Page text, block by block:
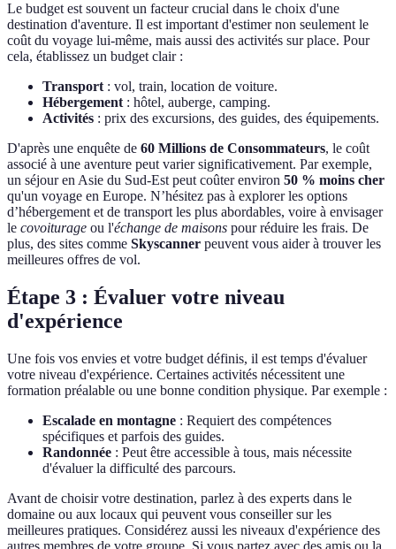
Le budget est souvent un facteur crucial dans le choix d'une
destination d'aventure. Il est important d'estimer non seulement le
coût du voyage lui-même, mais aussi des activités sur place. Pour
cela, établissez un budget clair :
Transport : vol, train, location de voiture.
Hébergement : hôtel, auberge, camping.
Activités : prix des excursions, des guides, des équipements.
D'après une enquête de 60 Millions de Consommateurs, le coût
associé à une aventure peut varier significativement. Par exemple,
un séjour en Asie du Sud-Est peut coûter environ 50 % moins cher
qu'un voyage en Europe. N’hésitez pas à explorer les options
d’hébergement et de transport les plus abordables, voire à envisager
le covoiturage ou l'échange de maisons pour réduire les frais. De
plus, des sites comme Skyscanner peuvent vous aider à trouver les
meilleures offres de vol.
Étape 3 : Évaluer votre niveau
d'expérience
Une fois vos envies et votre budget définis, il est temps d'évaluer
votre niveau d'expérience. Certaines activités nécessitent une
formation préalable ou une bonne condition physique. Par exemple :
Escalade en montagne : Requiert des compétences
spécifiques et parfois des guides.
Randonnée : Peut être accessible à tous, mais nécessite
d'évaluer la difficulté des parcours.
Avant de choisir votre destination, parlez à des experts dans le
domaine ou aux locaux qui peuvent vous conseiller sur les
meilleures pratiques. Considérez aussi les niveaux d'expérience des
autres membres de votre groupe. Si vous partez avec des amis ou la